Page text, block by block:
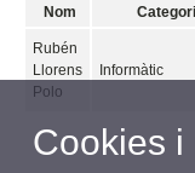
Nom
Rubén
Llorens
Polo
Informàtic
Cookies